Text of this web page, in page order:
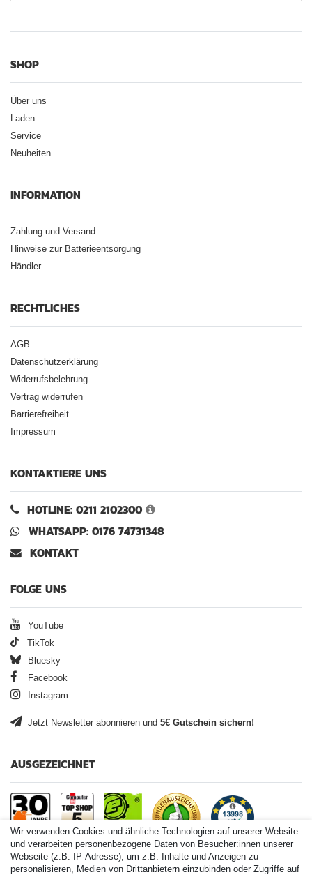
SHOP
Über uns
Laden
Service
Neuheiten
INFORMATION
Zahlung und Versand
Hinweise zur Batterieentsorgung
Händler
RECHTLICHES
AGB
Datenschutzerklärung
Widerrufsbelehrung
Vertrag widerrufen
Barrierefreiheit
Impressum
KONTAKTIERE UNS
HOTLINE: 0211 2102300
WHATSAPP: 0176 74731348
KONTAKT
FOLGE UNS
YouTube
TikTok
Bluesky
Facebook
Instagram
Jetzt Newsletter abonnieren und 5€ Gutschein sichern!
AUSGEZEICHNET
Wir verwenden Cookies und ähnliche Technologien auf unserer Website
und verarbeiten personenbezogene Daten von Besucher:innen unserer
Webseite (z.B. IP-Adresse), um z.B. Inhalte und Anzeigen zu
personalisieren, Medien von Drittanbietern einzubinden oder Zugriffe auf